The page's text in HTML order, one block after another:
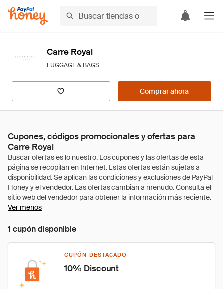
Carre Royal
LUGGAGE & BAGS
Comprar ahora
Cupones, códigos promocionales y ofertas para
Carre Royal
Ver menos
1 cupón disponible
CUPÓN DESTACADO
10% Discount